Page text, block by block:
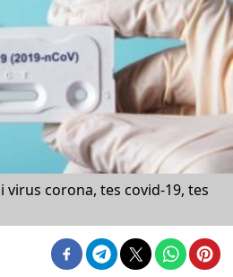
corona, tes covid-19, tes